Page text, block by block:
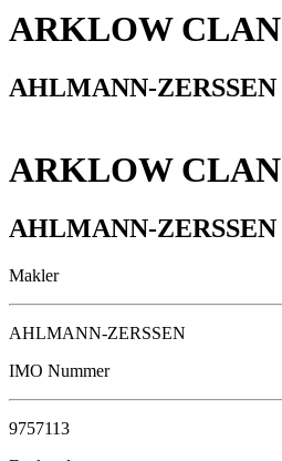
ARKLOW CLAN
AHLMANN-ZERSSEN
ARKLOW CLAN
AHLMANN-ZERSSEN
Makler
AHLMANN-ZERSSEN
IMO Nummer
9757113